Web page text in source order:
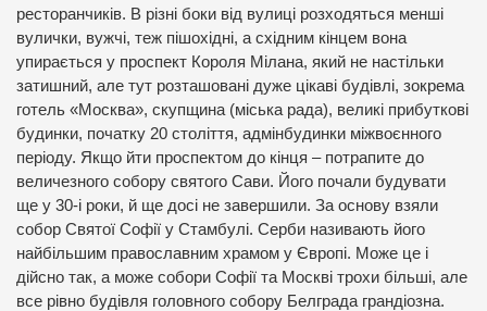
ресторанчиків. В різні боки від вулиці розходяться менші
вулички, вужчі, теж пішохідні, а східним кінцем вона
упирається у проспект Короля Мілана, який не настільки
затишний, але тут розташовані дуже цікаві будівлі, зокрема
готель «Москва», скупщина (міська рада), великі прибуткові
будинки, початку 20 століття, адмінбудинки міжвоєнного
періоду. Якщо йти проспектом до кінця – потрапите до
величезного собору святого Сави. Його почали будувати
ще у 30-і роки, й ще досі не завершили. За основу взяли
собор Святої Софії у Стамбулі. Серби називають його
найбільшим православним храмом у Європі. Може це і
дійсно так, а може собори Софії та Москві трохи більші, але
все рівно будівля головного собору Белграда грандіозна.